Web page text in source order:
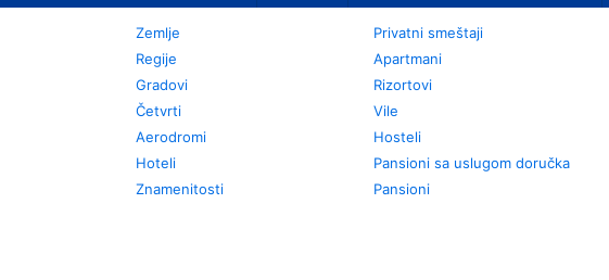
Zemlje
Regije
Gradovi
Četvrti
Aerodromi
Hoteli
Znamenitosti
Privatni smeštaji
Apartmani
Rizortovi
Vile
Hosteli
Pansioni sa uslugom doručka
Pansioni